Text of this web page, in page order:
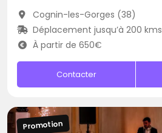
Cognin-les-Gorges (38)
Déplacement jusqu’à 200 kms
À partir de 650€
Contacter
Promotion